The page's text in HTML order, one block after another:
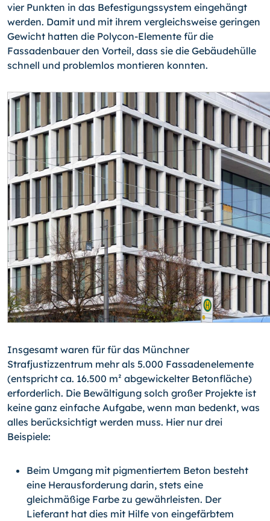
vier Punkten in das Befestigungssystem eingehängt
werden. Damit und mit ihrem vergleichsweise geringen
Gewicht hatten die Polycon-Elemente für die
Fassadenbauer den Vorteil, dass sie die Gebäudehülle
schnell und problemlos montieren konnten.
Insgesamt waren für für das Münchner
Strafjustizzentrum mehr als 5.000 Fassadenelemente
(entspricht ca. 16.500 m² abgewickelter Betonfläche)
erforderlich. Die Bewältigung solch großer Projekte ist
keine ganz einfache Aufgabe, wenn man bedenkt, was
alles berücksichtigt werden muss. Hier nur drei
Beispiele:
Beim Umgang mit pigmentiertem Beton besteht
eine Herausforderung darin, stets eine
gleichmäßige Farbe zu gewährleisten. Der
Lieferant hat dies mit Hilfe von eingefärbtem